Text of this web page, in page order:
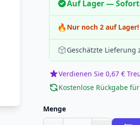
Auf Lager —
🔥 Nur noch 2 auf Lager!
Geschätzte Lieferung
Verdienen Sie 0,67 €
Kostenlose Rückgabe
Menge